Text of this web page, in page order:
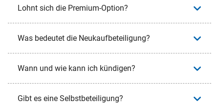
Lohnt sich die Premium-Option?
Was bedeutet die Neukaufbeteiligung?
Wann und wie kann ich kündigen?
Gibt es eine Selbstbeteiligung?